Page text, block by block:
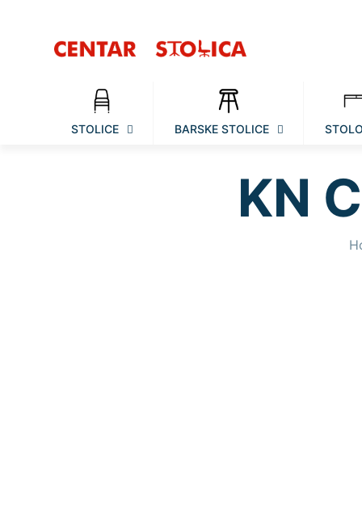
STOLICE BARSKE STOLICE
KN